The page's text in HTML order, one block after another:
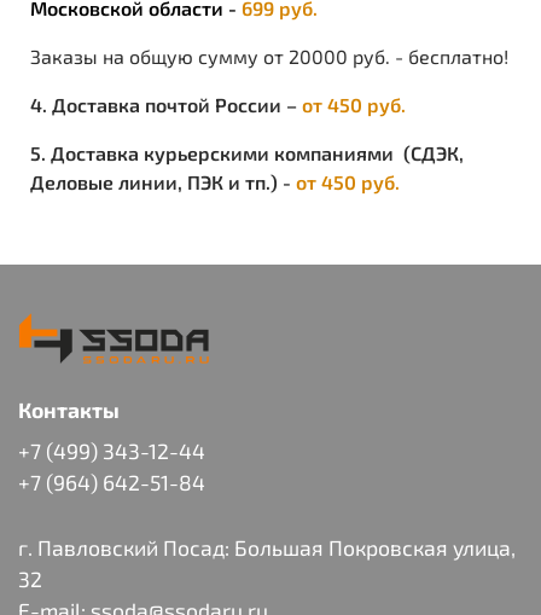
Московской области - 699 руб.
Заказы на общую сумму от 20000 руб. - бесплатно!
4. Доставка почтой России – от 450 руб.
5. Доставка курьерскими компаниями (СДЭК,
Деловые линии, ПЭК и тп.) - от 450 руб.
Контакты
+7 (499) 343-12-44
+7 (964) 642-51-84
г. Павловский Посад: Большая Покровская улица,
32